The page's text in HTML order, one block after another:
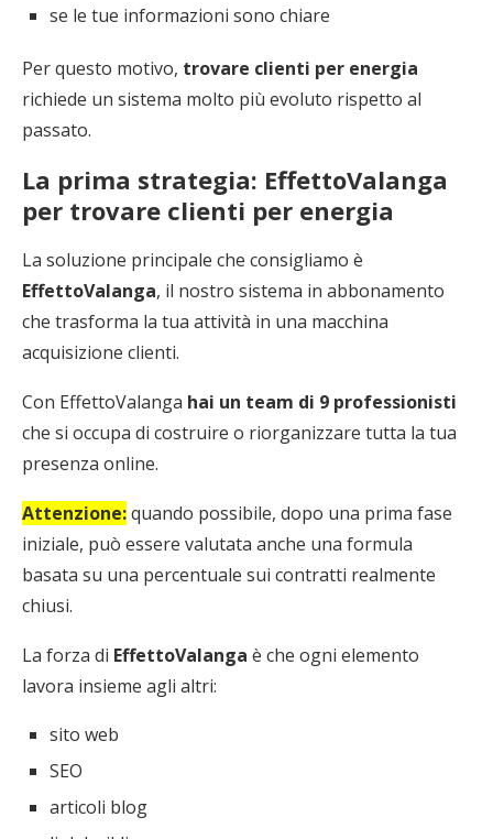
se le tue informazioni sono chiare
Per questo motivo, trovare clienti per energia
richiede un sistema molto più evoluto rispetto al
passato.
La prima strategia: EffettoValanga
per trovare clienti per energia
La soluzione principale che consigliamo è
EffettoValanga, il nostro sistema in abbonamento
che trasforma la tua attività in una macchina
acquisizione clienti.
Con EffettoValanga hai un team di 9 professionisti
che si occupa di costruire o riorganizzare tutta la tua
presenza online.
Attenzione:quando possibile, dopo una prima fase
iniziale, può essere valutata anche una formula
basata su una percentuale sui contratti realmente
chiusi.
La forza di EffettoValanga è che ogni elemento
lavora insieme agli altri:
sito web
SEO
articoli blog